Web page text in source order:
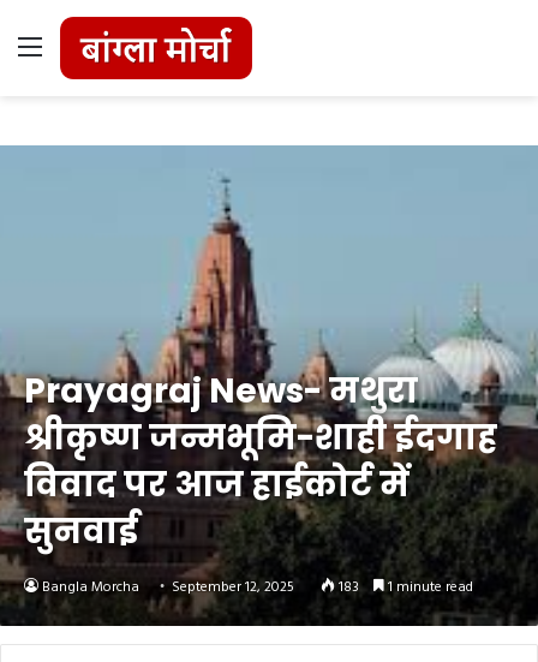
Menu
Prayagraj News- मथुरा
श्रीकृष्ण जन्मभूमि-शाही ईदगाह
विवाद पर आज हाईकोर्ट में
सुनवाई
Bangla Morcha September 12, 2025 183 1 minute read